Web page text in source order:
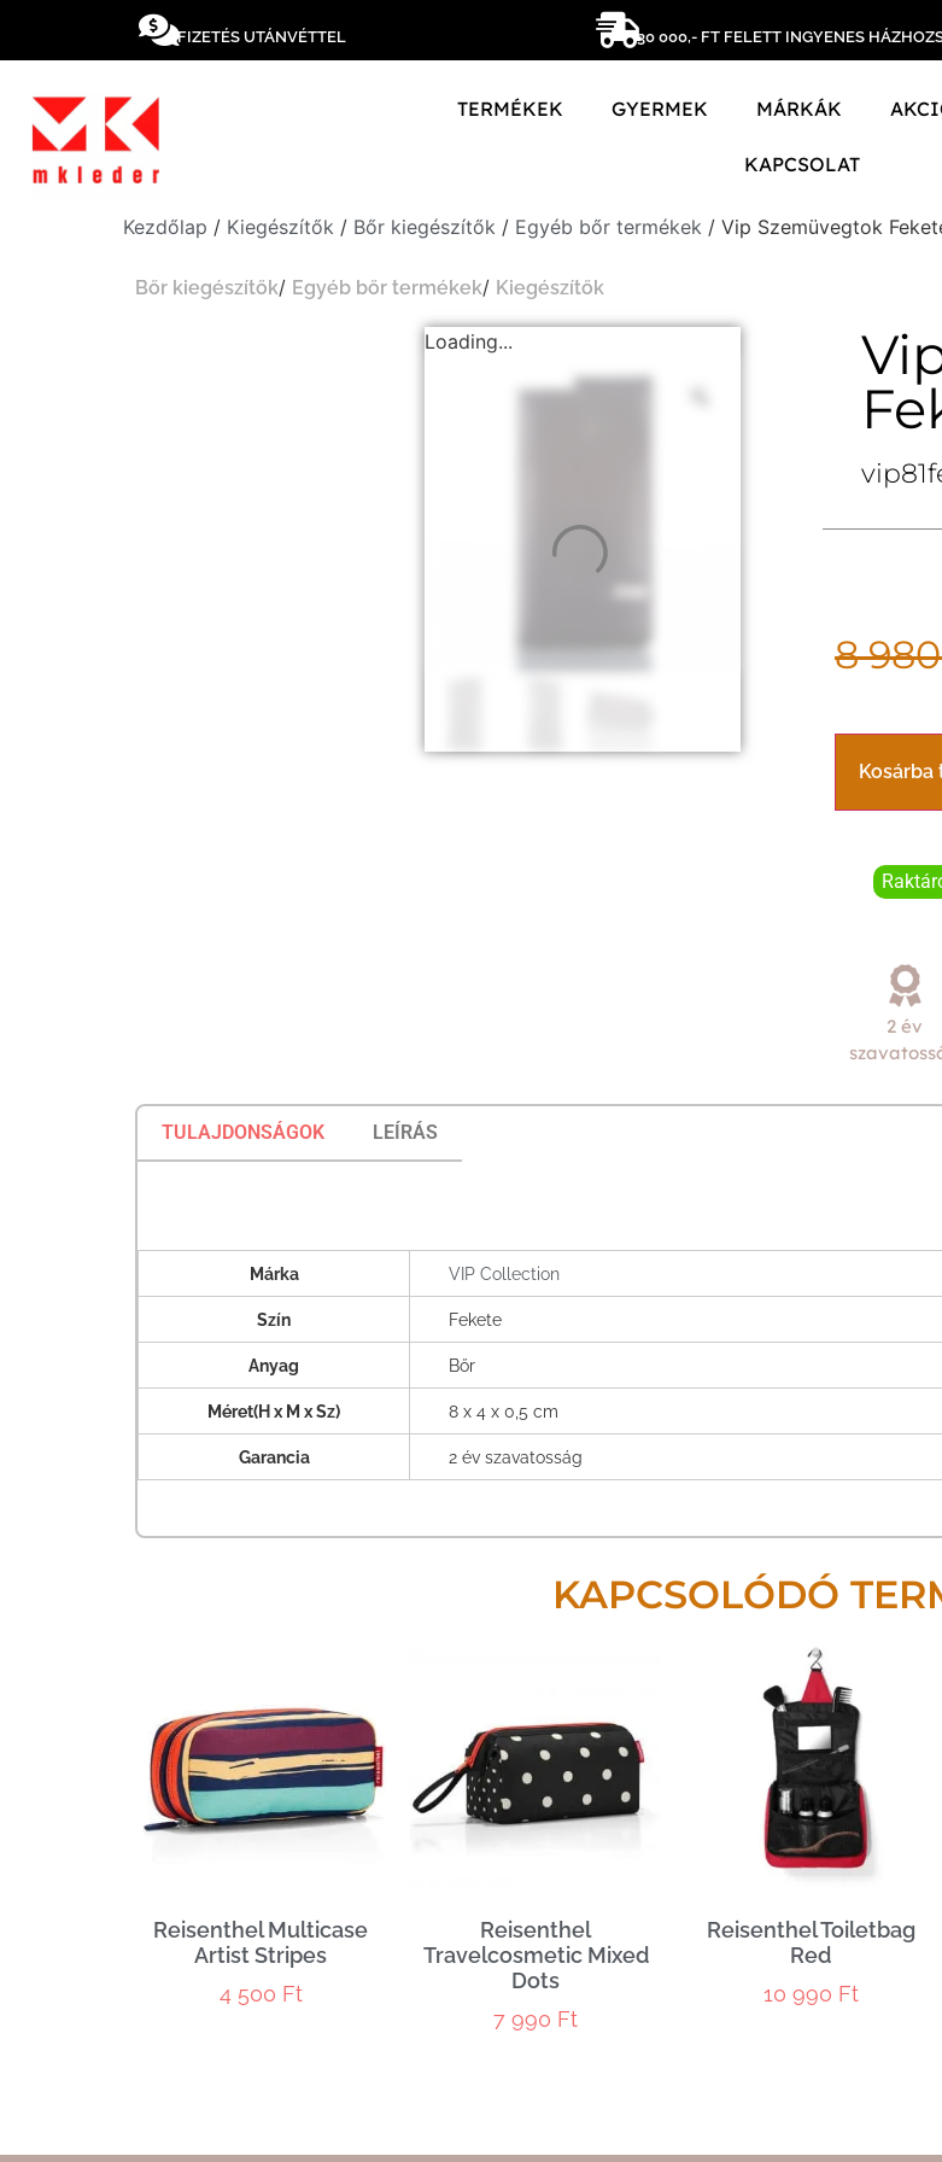
FIZETÉS UTÁNVÉTTEL 30 000,- FT FELETT INGYENES
TERMÉKEK GYERMEK MÁRKÁK
KAPCSOLAT
Kezdőlap / Kiegészítők / Bőr kiegészítők / Egyéb bőr termékek / Vip Szemüvegtok
Bőr kiegészítők/ Egyéb bőr termékek/ Kiegészítők
Loading...
8
Kosárba
2 év
TULAJDONSÁGOK LEÍRÁS
Márka VIP Collection
Szín Fekete
Anyag Bőr
Méret(H x M x Sz) 8 x 4 x 0,5 cm
Garancia 2 év szavatosság
KAPCSOLÓDÓ
Reisenthel Multicase
Artist Stripes
4 500 Ft
Reisenthel
Travelcosmetic Mixed
Dots
7 990 Ft
Reisenthel Toiletbag
Red
10 990 Ft